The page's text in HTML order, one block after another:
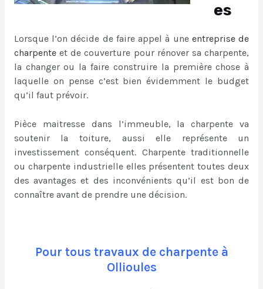
es
Lorsque l’on décide de faire appel à une entreprise de
charpenteet de couverture pour rénover sa charpente,
la changer ou la faire construire la première chose à
laquelle on pense c’est bien évidemment le budget
qu’il faut prévoir.
Pièce maitresse dans l’immeuble, la charpente va
soutenir la toiture, aussi elle représente un
investissement conséquent. Charpente traditionnelle
ou charpente industrielle elles présentent toutes deux
des avantages et des inconvénients qu’il est bon de
connaître avant de prendre une décision.
Pour tous travaux de charpente à
Ollioules